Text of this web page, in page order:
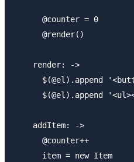
      @counter = 0
      @render()
    render: ->
$(@el).append
$(@el).append
    addItem: ->
      @counter++
      item = new Item